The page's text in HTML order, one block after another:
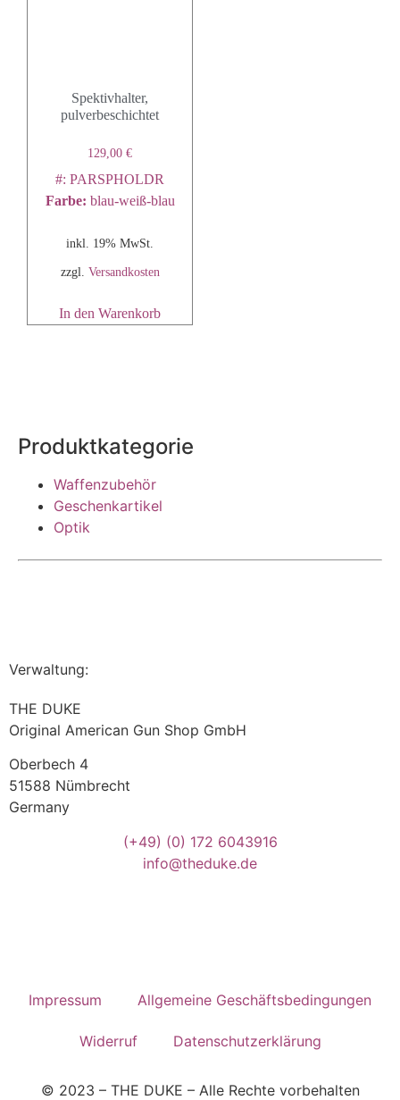
Spektivhalter,
pulverbeschichtet
129,00€
#: PARSPHOLDR
Farbe: blau-weiß-blau
inkl. 19% MwSt.
zzgl. Versandkosten
In den Warenkorb
Produktkategorie
Waffenzubehör
Geschenkartikel
Optik
Verwaltung:
THE DUKE
Original American Gun Shop GmbH
Oberbech 4
51588 Nümbrecht
Germany
(+49) (0) 172 6043916
info@theduke.de
Impressum Allgemeine Geschäftsbedingungen
Widerruf Datenschutzerklärung
© 2023 – THE DUKE – Alle Rechte vorbehalten